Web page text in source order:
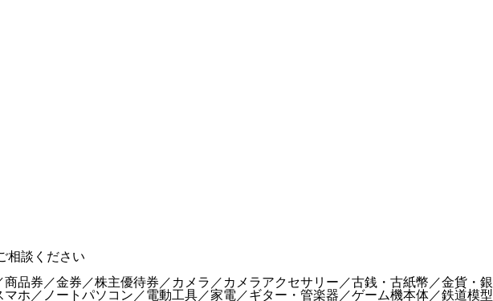
品券／金券／株主優待券／カメラ／カメラアクセサリー／古銭・古紙幣／金貨・銀
ホ／ノートパソコン／電動工具／家電／ギター・管楽器／ゲーム機本体／鉄道模型